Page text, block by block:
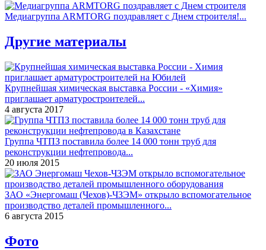
Медиагруппа ARMTORG поздравляет с Днем строителя!...
Другие материалы
Крупнейшая химическая выставка России - «Химия»
приглашает арматуростроителей...
4 августа 2017
Группа ЧТПЗ поставила более 14 000 тонн труб для
реконструкции нефтепровода...
20 июля 2015
ЗАО «Энергомаш (Чехов)-ЧЗЭМ» открыло вспомогательное
производство деталей промышленного...
6 августа 2015
Фото